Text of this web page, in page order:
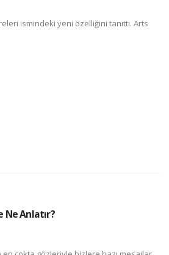
ismindeki yeni özelliğini tanıttı. Arts
Ne Anlatır?